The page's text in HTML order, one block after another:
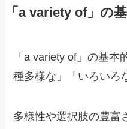
「a variety of」の
「a variety of」の基本
種多様な」「いろいろ
多様性や選択肢の豊富